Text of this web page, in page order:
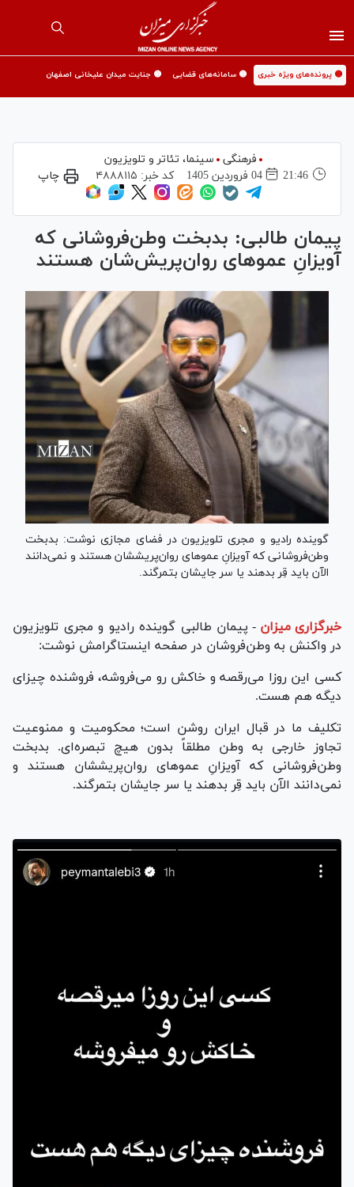
🟡 پرونده‌های ویژه خبری 🟡 سامانه‌های قضایی 🟡 جنایت میدان علیخانی اصفهان
فرهنگی
سینما،‌ تئاتر و تلویزیون
21:46
04 فروردين 1405 کد خبر: ۴۸۸۸۱۱۵ چاپ
پیمان طالبی: بدبخت وطن‌فروشانی که
آویزانِ عموهای روان‌پریش‌شان هستند
گوینده رادیو و مجری تلویزیون در فضای مجازی نوشت: بدبخت
وطن‌فروشانی که آویزانِ عمو‌های روان‌پریششان هستند و نمی‌دانند
الآن باید قِر بدهند یا سر جایشان بتمرگند.
خبرگزاری میزان - پیمان طالبی گوینده رادیو و مجری تلویزیون
در واکنش به وطن‌فروشان در صفحه اینستاگرامش نوشت:
کسی این روزا می‌رقصه و خاکش رو می‌فروشه، فروشنده چیزای
دیگه هم هست.
تکلیف ما در قبال ایران روشن است؛ محکومیت و ممنوعیت
تجاوز خارجی به وطن مطلقاً بدون هیچ تبصره‌ای. بدبخت
وطن‌فروشانی که آویزانِ عمو‌های روان‌پریششان هستند و
نمی‌دانند الآن باید قِر بدهند یا سر جایشان بتمرگند.